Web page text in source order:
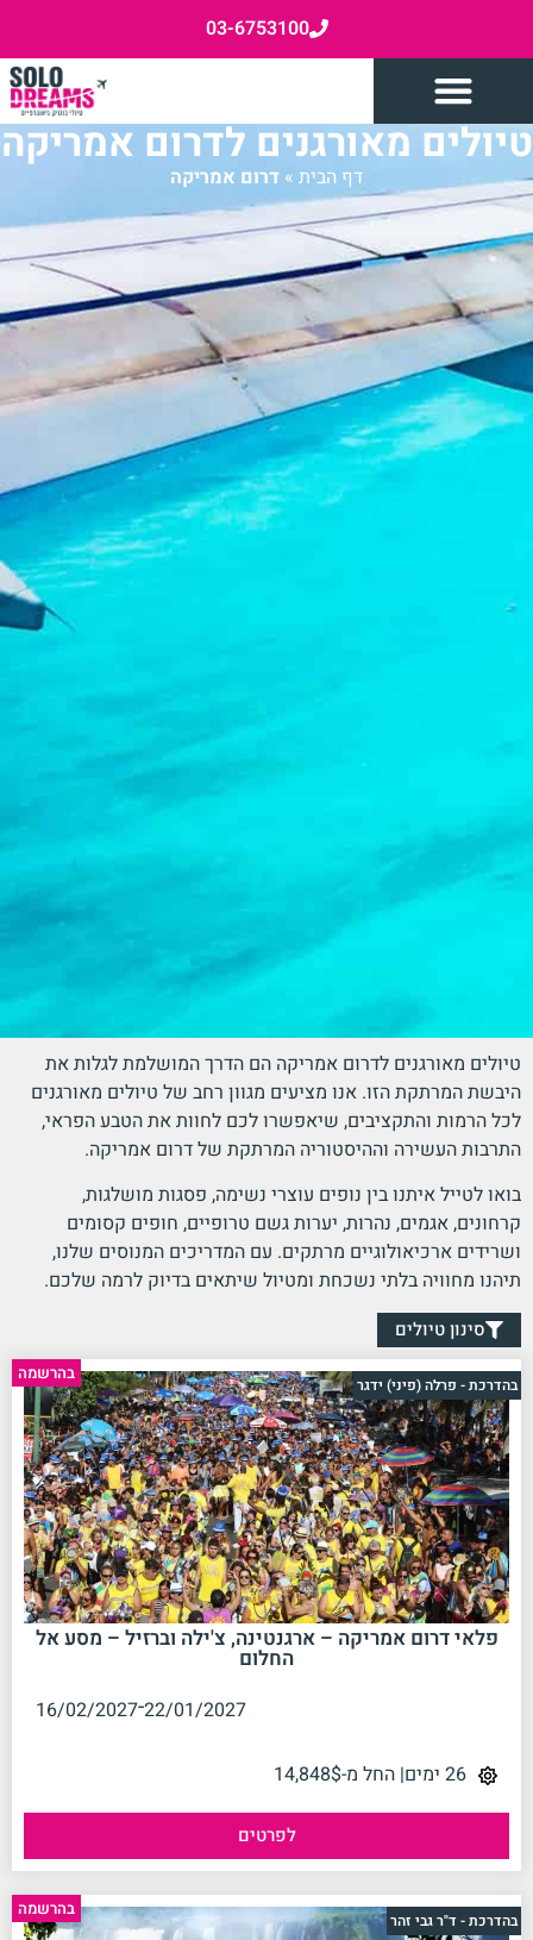
03-6753100
טיולים מאורגנים לדרום אמריקה
דף הבית » דרום אמריקה
טיולים מאורגנים לדרום אמריקה הם הדרך המושלמת לגלות את
היבשת המרתקת הזו. אנו מציעים מגוון רחב של טיולים מאורגנים
לכל הרמות והתקציבים, שיאפשרו לכם לחוות את הטבע הפראי,
התרבות העשירה וההיסטוריה המרתקת של דרום אמריקה.
בואו לטייל איתנו בין נופים עוצרי נשימה, פסגות מושלגות,
קרחונים, אגמים, נהרות, יערות גשם טרופיים, חופים קסומים
ושרידים ארכיאולוגיים מרתקים. עם המדריכים המנוסים שלנו,
תיהנו מחוויה בלתי נשכחת ומטיול שיתאים בדיוק לרמה שלכם.
סינון טיולים
בהדרכת - פרלה (פיני) ידגר
בהרשמה
פלאי דרום אמריקה – ארגנטינה, צ'ילה וברזיל – מסע אל
החלום
16/02/2027-22/01/2027
26 ימים | החל מ-14,848$
לפרטים
בהדרכת - ד"ר גבי זהר
בהרשמה